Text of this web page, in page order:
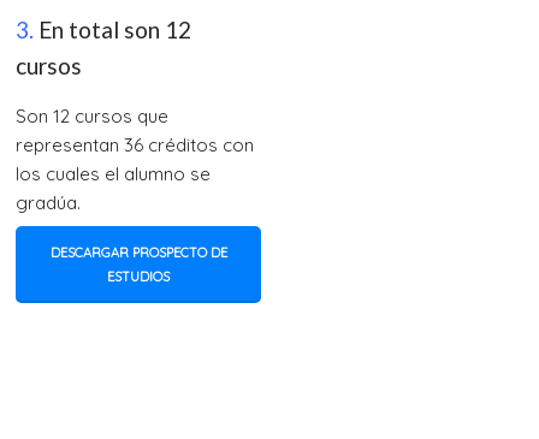
3. En total son 12
cursos
Son 12 cursos que
representan 36 créditos con
los cuales el alumno se
gradúa.
DESCARGAR PROSPECTO DE
ESTUDIOS